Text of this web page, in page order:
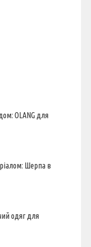
OLANG для
Шерпа в
одяг для